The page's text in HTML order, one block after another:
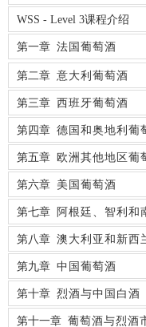
WSS - Level 3课程介绍
第一章 法国葡萄酒
第二章 意大利葡萄酒
第三章 西班牙葡萄酒
第四章 德国和奥地利葡
第五章 欧洲其他地区葡
第六章 美国葡萄酒
第七章 阿根廷、智利和
第八章 澳大利亚和新西
第九章 中国葡萄酒
第十章 烈酒与中国白酒
第十一章 葡萄酒与烈酒